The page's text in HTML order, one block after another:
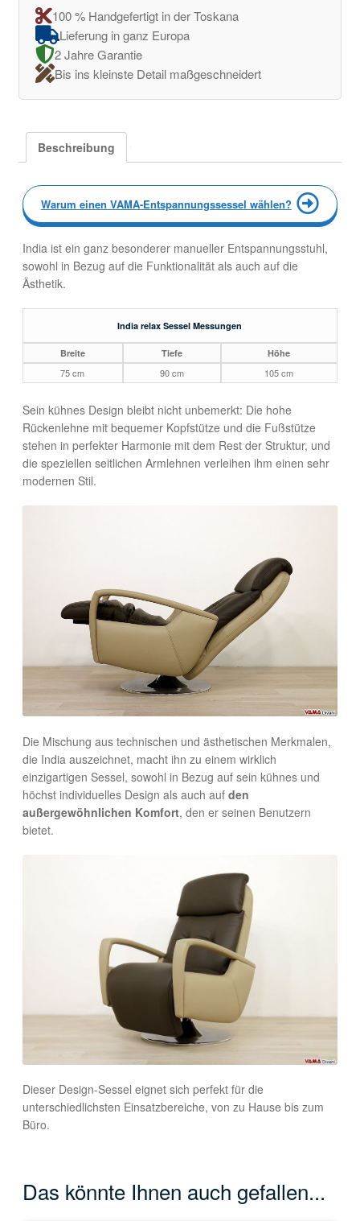
100 % Handgefertigt in der Toskana
Lieferung in ganz Europa
2 Jahre Garantie
Bis ins kleinste Detail maßgeschneidert
Beschreibung
Warum einen VAMA-Entspannungssessel wählen?
India ist ein ganz besonderer manueller Entspannungsstuhl,
sowohl in Bezug auf die Funktionalität als auch auf die
Ästhetik.
India relax Sessel Messungen
Breite Tiefe Höhe
75 cm 90 cm 105 cm
Sein kühnes Design bleibt nicht unbemerkt: Die hohe
Rückenlehne mit bequemer Kopfstütze und die Fußstütze
stehen in perfekter Harmonie mit dem Rest der Struktur, und
die speziellen seitlichen Armlehnen verleihen ihm einen sehr
modernen Stil.
Die Mischung aus technischen und ästhetischen Merkmalen,
die India auszeichnet, macht ihn zu einem wirklich
einzigartigen Sessel, sowohl in Bezug auf sein kühnes und
höchst individuelles Design als auch auf den
außergewöhnlichen Komfort, den er seinen Benutzern
bietet.
Dieser Design-Sessel eignet sich perfekt für die
unterschiedlichsten Einsatzbereiche, von zu Hause bis zum
Büro.
Das könnte Ihnen auch gefallen...